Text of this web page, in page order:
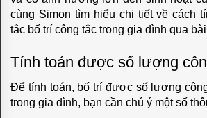
TOUCH
ISFAHAN
EMILIA
cùng Simon tìm hiểu chi tiết về cách
tắc bố trí công tắc trong gia đình qua
Tính toán được số lượng
Để tính toán, bố trí được số lượng
trong gia đình, bạn cần chú ý một số